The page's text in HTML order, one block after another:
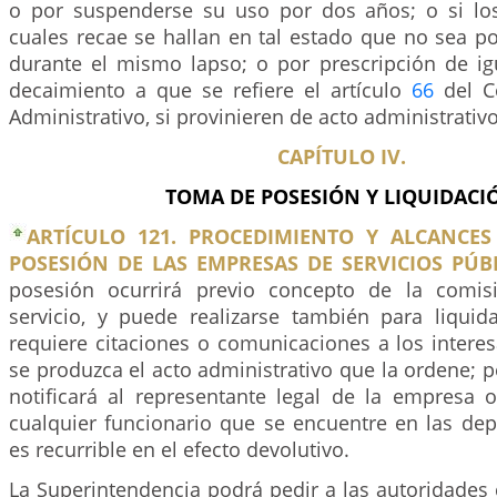
o por suspenderse su uso por dos años; o si
cuales recae se hallan en tal estado que no sea
durante el mismo lapso; o por prescripción de
decaimiento a que se refiere el artículo 66 del
Administrativo, si provinieren de acto
CAPÍTULO IV.
TOMA DE POSESIÓN Y
ARTÍCULO 121. PROCEDIMIENTO Y
POSESIÓN DE LAS EMPRESAS DE SERVICIOS
posesión ocurrirá previo concepto de la
servicio, y puede realizarse también para
requiere citaciones o comunicaciones a los
se produzca el acto administrativo que la ordene;
notificará al representante legal de la empresa
cualquier funcionario que se encuentre en las
es recurrible en el efecto devolutivo.
La Superintendencia podrá pedir a las